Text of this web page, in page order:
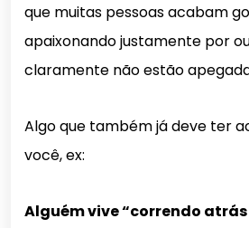
que muitas pessoas acabam
apaixonando justamente por
claramente não estão
Algo que também já deve ter
você, ex:
Alguém vive “correndo